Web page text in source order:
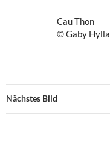
Cau Thon
© Gaby Hylla
Nächstes Bild